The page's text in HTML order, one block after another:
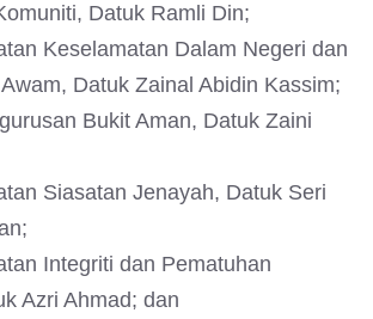
Datuk Ramli Din;
Keselamatan Dalam Negeri dan
Datuk Zainal Abidin Kassim;
Bukit Aman, Datuk Zaini
Siasatan Jenayah, Datuk Seri
Integriti dan Pematuhan
Azri Ahmad; dan